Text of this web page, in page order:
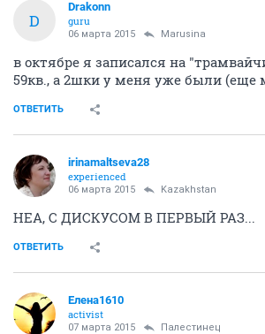
D
Drakonn
guru
06 марта 2015 Marusina
в октябре я записался на
59кв., а 2шки у меня уже были (еще
ОТВЕТИТЬ
irinamaltseva28
experienced
06 марта 2015 Kazakhstan
НЕА, С ДИСКУСОМ В ПЕРВЫЙ РАЗ...
ОТВЕТИТЬ
Елена1610
activist
07 марта 2015 Палестинец